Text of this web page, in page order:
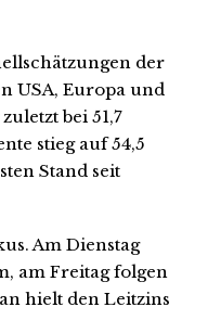
der
USA, Europa und
bei 51,7
stieg auf 54,5
Stand seit
Am Dienstag
am Freitag folgen
hielt den Leitzins